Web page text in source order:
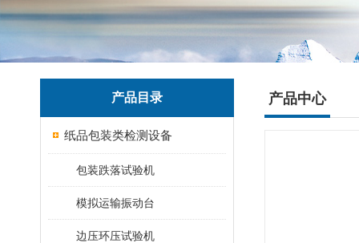
产品目录
纸品包装类检测设备
包装跌落试验机
模拟运输振动台
边压环压试验机
产品中心